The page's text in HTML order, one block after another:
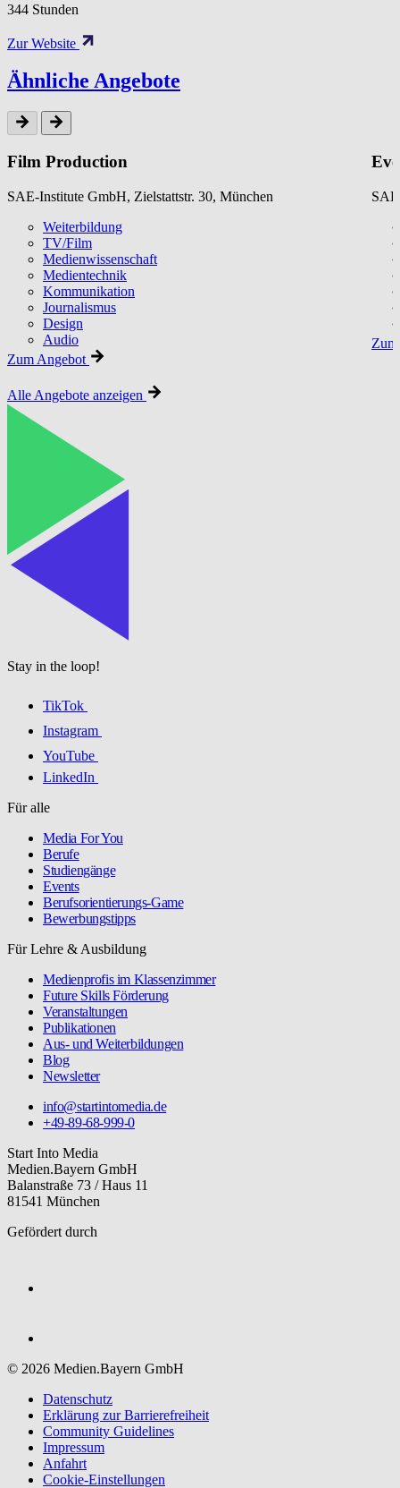
344 Stunden
Zur Website
Ähnliche Angebote
Film Production
SAE-Institute GmbH, Zielstattstr. 30, München
Weiterbildung
TV/Film
Medienwissenschaft
Medientechnik
Kommunikation
Journalismus
Design
Audio
Zum Angebot
Alle Angebote anzeigen
Stay in the loop!
TikTok
Instagram
YouTube
LinkedIn
Für alle
Media For You
Berufe
Studiengänge
Events
Berufsorientierungs-Game
Bewerbungstipps
Für Lehre & Ausbildung
Medienprofis im Klassenzimmer
Future Skills Förderung
Veranstaltungen
Publikationen
Aus- und Weiterbildungen
Blog
Newsletter
info@startintomedia.de
+49-89-68-999-0
Start Into Media
Medien.Bayern GmbH
Balanstraße 73 / Haus 11
81541 München
Gefördert durch
© 2026 Medien.Bayern GmbH
Datenschutz
Erklärung zur Barriere­freiheit
Community Guidelines
Impressum
Anfahrt
Cookie-Einstellungen